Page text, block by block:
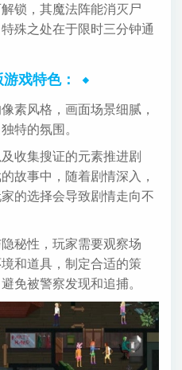
锁，其魔法阵能消灭尸
殊之处在于限时三分钟通
戏特色：
素风格，画面场景细腻，
特的氛围。
收集搜证的元素推进剧
故事中，随着剧情深入，
的选择会导致剧情走向不
秘性，玩家需要观察场
和道具，制定合适的策
免被警察发现和追捕。